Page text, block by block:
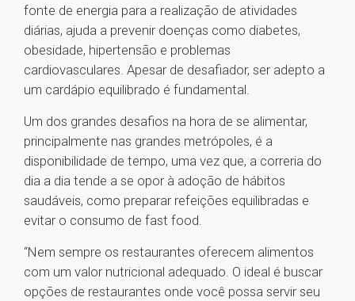
fonte de energia para a realização de atividades
diárias, ajuda a prevenir doenças como diabetes,
obesidade, hipertensão e problemas
cardiovasculares. Apesar de desafiador, ser adepto a
um cardápio equilibrado é fundamental.
Um dos grandes desafios na hora de se alimentar,
principalmente nas grandes metrópoles, é a
disponibilidade de tempo, uma vez que, a correria do
dia a dia tende a se opor à adoção de hábitos
saudáveis, como preparar refeições equilibradas e
evitar o consumo de fast food.
“Nem sempre os restaurantes oferecem alimentos
com um valor nutricional adequado. O ideal é buscar
opções de restaurantes onde você possa servir seu